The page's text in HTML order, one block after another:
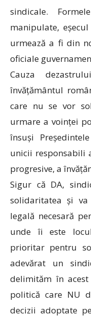
sindicale.
manipulate,
urmează a fi din
oficiale
Cauza
învățământul
care nu se vor
urmare a voinței
însuși
unicii responsabili
progresive, a
Sigur că DA,
solidaritatea și
legală necesară
unde îi este
prioritar pentru
adevărat un
delimităm în
politică care NU
decizii adoptate